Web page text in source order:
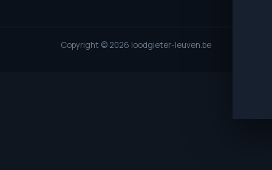
Copyright © 2026 loodgieter-leuven.be